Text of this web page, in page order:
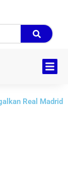
Real Madrid